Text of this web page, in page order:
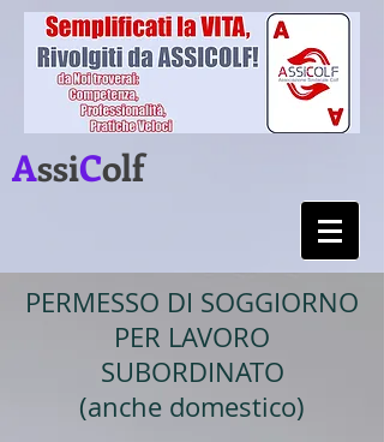
AssiColf
PERMESSO DI SOGGIORNO
PER LAVORO
SUBORDINATO
(anche domestico)